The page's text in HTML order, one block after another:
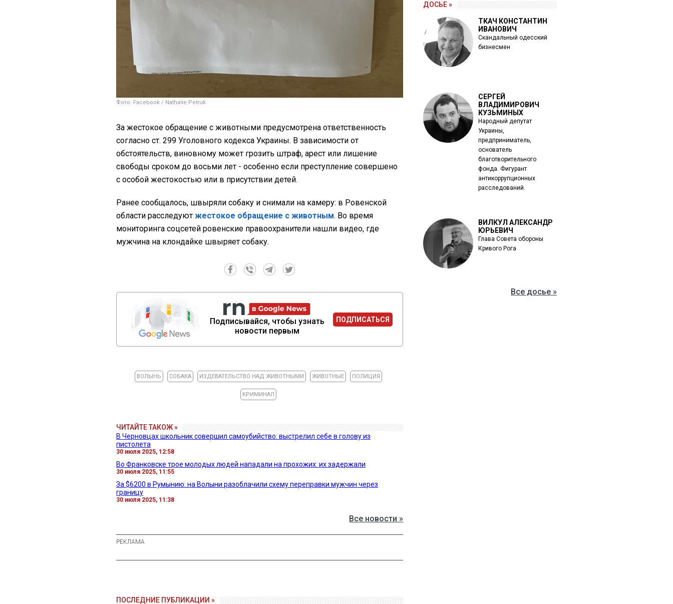
Фото: Facebook / Nathalie Petruk
За жестокое обращение с животными предусмотрена ответственность
согласно ст. 299 Уголовного кодекса Украины. В зависимости от
обстоятельств, виновному может грозить штраф, арест или лишение
свободы сроком до восьми лет - особенно если преступление совершено
с особой жестокостью или в присутствии детей.
Ранее сообщалось, швыряли собаку и снимали на камеру: в Ровенской
области расследуют жестокое обращение с животным. Во время
мониторинга соцсетей ровенские правоохранители нашли видео, где
мужчина на клондайке швыряет собаку.
Подписывайся, чтобы узнать
новости первым
ПОДПИСАТЬСЯ
ВОЛЫНЬ СОБАКА ИЗДЕВАТЕЛЬСТВО НАД ЖИВОТНЫМИ ЖИВОТНЫЕ ПОЛИЦИЯ
КРИМИНАЛ
ЧИТАЙТЕ ТАКОЖ »
В Черновцах школьник совершил самоубийство: выстрелил себе в голову из
пистолета
30 июля 2025, 12:58
Во Франковске трое молодых людей нападали на прохожих: их задержали
30 июля 2025, 11:55
За $6200 в Румынию: на Волыни разоблачили схему переправки мужчин через
границу
30 июля 2025, 11:38
Все новости »
ПОСЛЕДНИЕ ПУБЛИКАЦИИ »
ДОСЬЕ »
ТКАЧ КОНСТАНТИН
ИВАНОВИЧ
Скандальный одесский
бизнесмен
СЕРГЕЙ
ВЛАДИМИРОВИЧ
КУЗЬМИНЫХ
Народный депутат
Украины,
предприниматель,
основатель
благотворительного
фонда. Фигурант
антикоррупционных
расследований.
ВИЛКУЛ АЛЕКСАНДР
ЮРЬЕВИЧ
Глава Совета обороны
Кривого Рога
Все досье »